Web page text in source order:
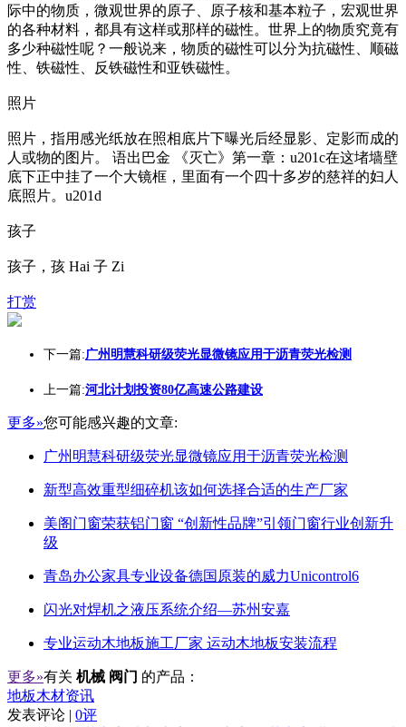
际中的物质，微观世界的原子、原子核和基本粒子，宏观世界
的各种材料，都具有这样或那样的磁性。世界上的物质究竟有
多少种磁性呢？一般说来，物质的磁性可以分为抗磁性、顺磁
性、铁磁性、反铁磁性和亚铁磁性。
照片
照片，指用感光纸放在照相底片下曝光后经显影、定影而成的
人或物的图片。 语出巴金 《灭亡》第一章：u201c在这堵墙壁
底下正中挂了一个大镜框，里面有一个四十多岁的慈祥的妇人
底照片。u201d
孩子
孩子，孩 Hai 子 Zi
打赏
下一篇:广州明慧科研级荧光显微镜应用于沥青荧光检测
上一篇:河北计划投资80亿高速公路建设
更多»您可能感兴趣的文章:
广州明慧科研级荧光显微镜应用于沥青荧光检测
新型高效重型细碎机该如何选择合适的生产厂家
美阁门窗荣获铝门窗 “创新性品牌”引领门窗行业创新升
级
青岛办公家具专业设备德国原装的威力Unicontrol6
闪光对焊机之液压系统介绍—苏州安嘉
专业运动木地板施工厂家 运动木地板安装流程
更多»有关 机械 阀门 的产品：
地板木材资讯
发表评论 | 0评